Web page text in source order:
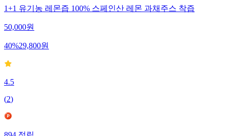
1+1 유기농 레몬즙 100% 스페인산 레몬 과채주스 착즙
50,000원
40%29,800원
4.5
(2)